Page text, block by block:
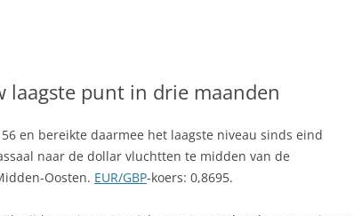
laagste punt in drie maanden
en bereikte daarmee het laagste niveau sinds eind
naar de dollar vluchtten te midden van de
Oosten. EUR/GBP-koers: 0,8695.